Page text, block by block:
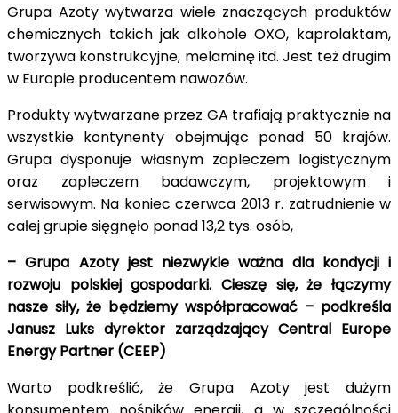
Grupa Azoty wytwarza wiele znaczących produktów
chemicznych takich jak alkohole OXO, kaprolaktam,
tworzywa konstrukcyjne, melaminę itd. Jest też drugim
w Europie producentem nawozów.
Produkty wytwarzane przez GA trafiają praktycznie na
wszystkie kontynenty obejmując ponad 50 krajów.
Grupa dysponuje własnym zapleczem logistycznym
oraz zapleczem badawczym, projektowym i
serwisowym. Na koniec czerwca 2013 r. zatrudnienie w
całej grupie sięgnęło ponad 13,2 tys. osób,
– Grupa Azoty jest niezwykle ważna dla kondycji i
rozwoju polskiej gospodarki. Cieszę się, że łączymy
nasze siły, że będziemy współpracować – podkreśla
Janusz Luks dyrektor zarządzający Central Europe
Energy Partner (CEEP)
Warto podkreślić, że Grupa Azoty jest dużym